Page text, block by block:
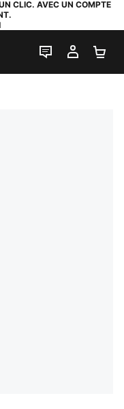
CLIC. AVEC UN COMPTE
LIVE CHAT
MON